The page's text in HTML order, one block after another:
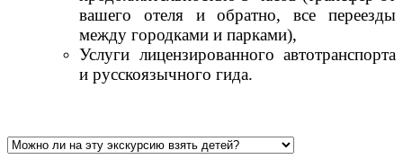
вашего отеля и обратно, все переезды
между городками и парками),
Услуги лицензированного автотранспорта
и русскоязычного гида.